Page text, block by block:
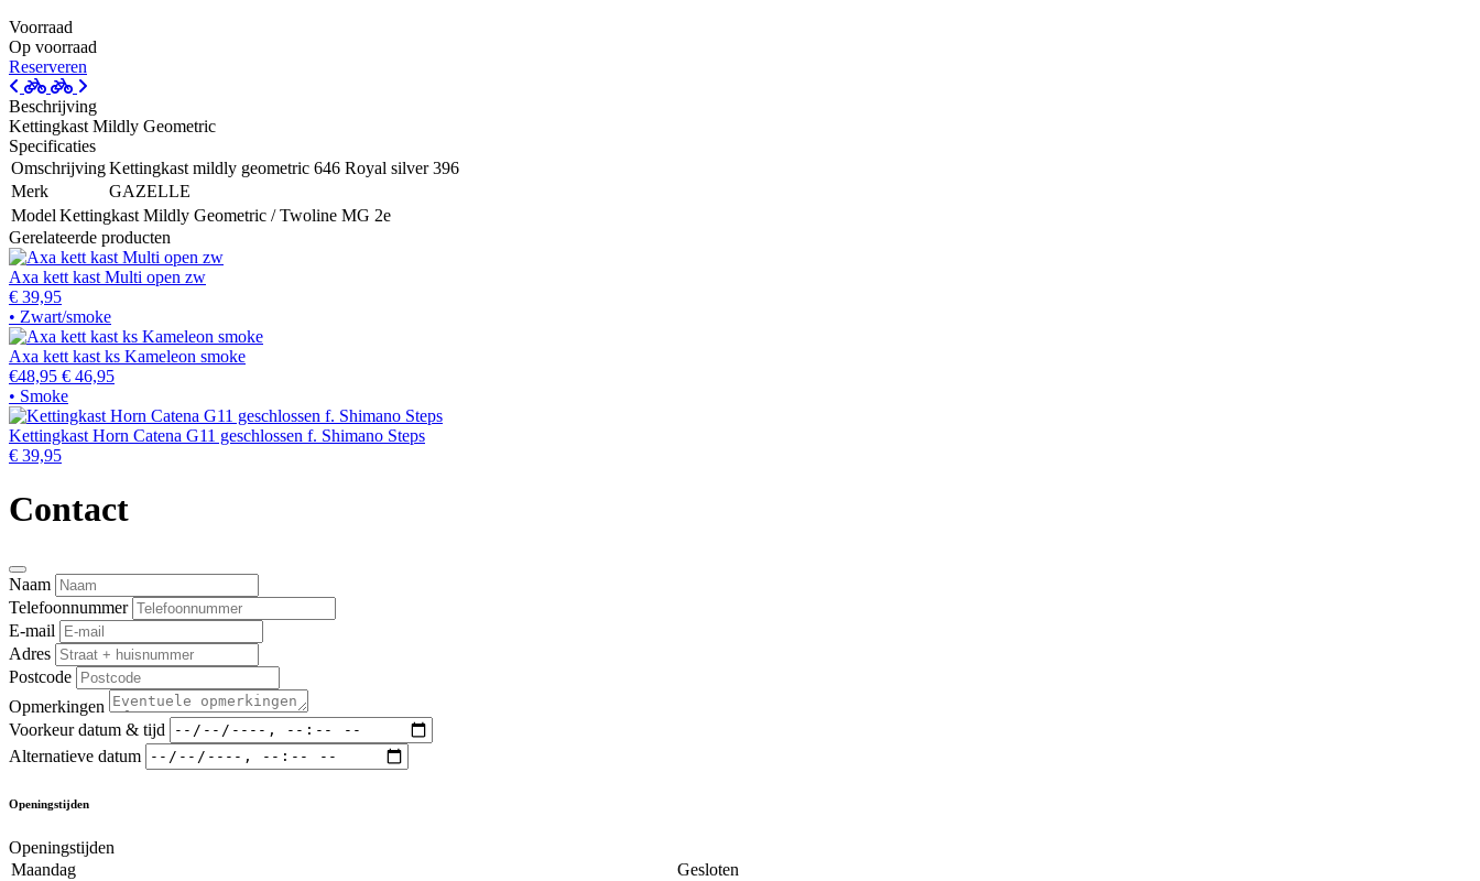
Voorraad
Op voorraad
Reserveren
Beschrijving
Kettingkast Mildly Geometric
Specificaties
OmschrijvingKettingkast mildly geometric 646 Royal silver 396
Merk
GAZELLE
Model Kettingkast Mildly Geometric / Twoline MG 2e
Gerelateerde producten
Axa kett kast Multi open zw
€ 39,95
• Zwart/smoke
Axa kett kast ks Kameleon smoke
€48,95 € 46,95
• Smoke
Kettingkast Horn Catena G11 geschlossen f. Shimano Steps
€ 39,95
Contact
Naam
Telefoonnummer
E-mail
Adres
Postcode
Opmerkingen
Voorkeur datum & tijd
Alternatieve datum
Openingstijden
Openingstijden
Maandag
Gesloten